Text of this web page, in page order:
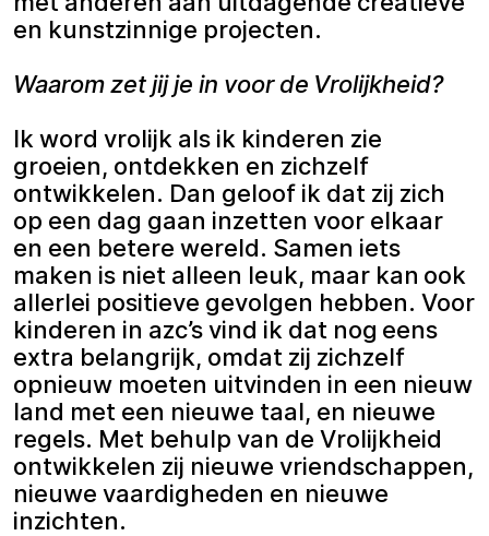
en kunstzinnige projecten.
Waarom zet jij je in voor de Vrolijkheid?
Ik word vrolijk als ik kinderen zie
groeien, ontdekken en zichzelf
ontwikkelen. Dan geloof ik dat zij zich
op een dag gaan inzetten voor elkaar
en een betere wereld. Samen iets
maken is niet alleen leuk, maar kan ook
allerlei positieve gevolgen hebben. Voor
kinderen in azc’s vind ik dat nog eens
extra belangrijk, omdat zij zichzelf
opnieuw moeten uitvinden in een nieuw
land met een nieuwe taal, en nieuwe
regels. Met behulp van de Vrolijkheid
ontwikkelen zij nieuwe vriendschappen,
nieuwe vaardigheden en nieuwe
inzichten.